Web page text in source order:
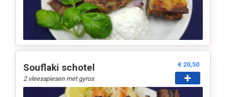
Souflaki schotel
2 vleesspiesen met gyros
€ 20,50
+